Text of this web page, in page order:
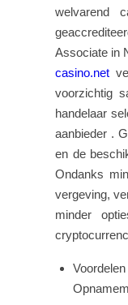
welvarend
Associate in
casino.net
voorzichtig
handelaar
aanbieder .
en de
Ondanks
vergeving,
minder